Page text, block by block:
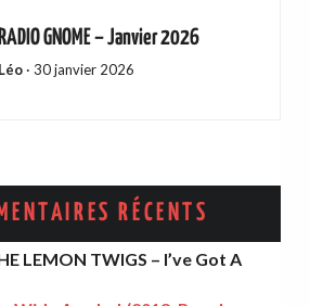
GNOME – Janvier 2026
Léo· 30 janvier 2026
·13 décembre 2025
COBURN – Between The Moon
RÉCENTS
LEMON TWIGS – I’ve Got A